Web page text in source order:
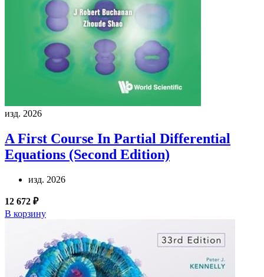
изд. 2026
A First Course In Partial Differential
Equations (Second Edition)
изд. 2026
12 672 ₽
В корзину